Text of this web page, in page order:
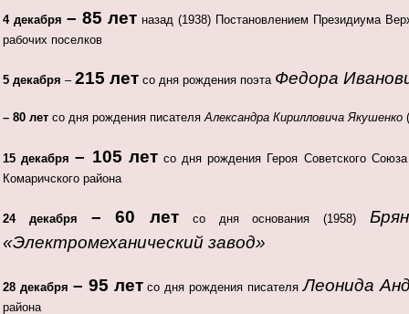
4 декабря– 85 лет назад (1938) Постановлением Президиума
рабочих поселков
5 декабря – 215 лет со дня рождения поэта Федора
– 80 лет со дня рождения писателяАлександра Кирилловича Якушенко
15 декабря– 105 летсо дня рождения Героя Советского
Комаричского района
24 декабря – 60 лет со дня основания (1958)
«Электромеханический завод»
28 декабря – 95 летсо дня рождения писателяЛеонида
района